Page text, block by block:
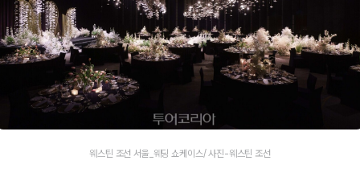
웨스틴 조선 서울_웨딩 쇼케이스/ 사진-웨스틴 조선